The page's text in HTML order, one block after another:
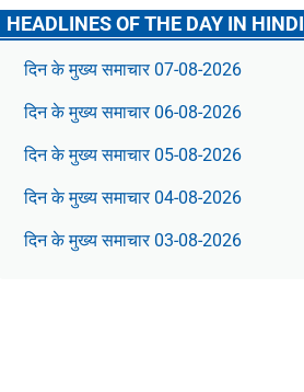
HEADLINES OF THE DAY IN HINDI
दिन के मुख्य समाचार 07-08-2026
दिन के मुख्य समाचार 06-08-2026
दिन के मुख्य समाचार 05-08-2026
दिन के मुख्य समाचार 04-08-2026
दिन के मुख्य समाचार 03-08-2026